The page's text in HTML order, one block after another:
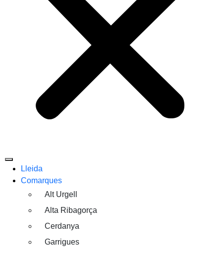
Lleida
Comarques
Alt Urgell
Alta Ribagorça
Cerdanya
Garrigues